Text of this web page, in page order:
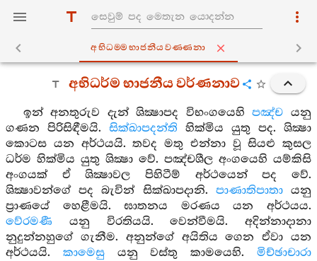
අභිධම‍්මභාජනීයවණ‍්ණනා
අභිධර්ම භාජනීය වර්ණනාව
ඉන් අනතුරුව දැන් ශික්‍ෂාපද විභංගයෙහිපඤ්ච යනු
ගණන පිරිසිඳීමයි. සික්ඛාපදන්ති හික්මිය යුතු පද. ශික්‍ෂා
කොටස යන අර්ථයයි. තවද මතු එන්නා වූ සියළු කුසල
ධර්ම හික්මිය යුතු ශික්‍ෂා වේ. පඤ්චශීල අංගයෙහි යම්කිසි
අංගයක් ඒ ශික්‍ෂාවල පිහිටීම් අර්ථයෙන් පද වේ.
ශික්‍ෂාවන්ගේ පද බැවින් සික්ඛාපදානි. පාණාතිපාතායනු
ප්‍රාණයේ හෙළීමයි. ඝාතනය මරණය යන අර්ථයය.
වේරමණී යනු විරතියයි. වෙන්වීමයි. අදින්නාදානා
නුදුන්නහුගේ ගැනීම. අනුන්ගේ අයිතිය ගෙන ඒවා යන
අර්ථයයි. කාමෙසුයනු වස්තු කාමයෙහි.මිච්ඡාචාරා